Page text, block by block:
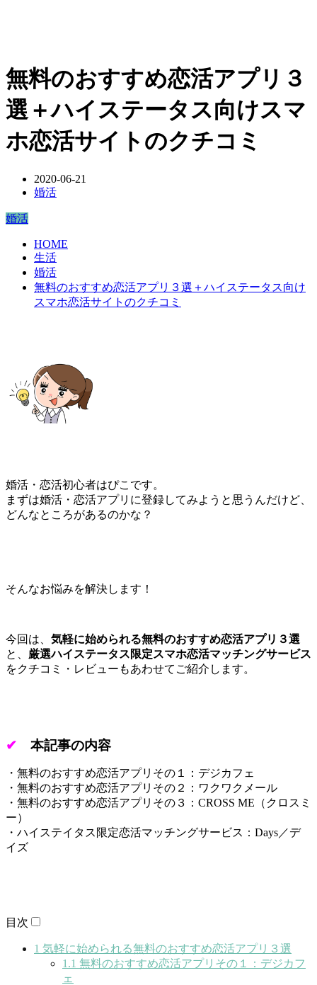
無料のおすすめ恋活アプリ３
選＋ハイステータス向けスマ
ホ恋活サイトのクチコミ
2020-06-21
婚活
婚活
HOME
生活
婚活
無料のおすすめ恋活アプリ３選＋ハイステータス向け
スマホ恋活サイトのクチコミ
婚活・恋活初心者はぴこです。
まずは婚活・恋活アプリに登録してみようと思うんだけど、
どんなところがあるのかな？
そんなお悩みを解決します！
今回は、 気軽に始められる無料のおすすめ恋活アプリ３選
と、 厳選ハイステータス限定スマホ恋活マッチングサービス
をクチコミ・レビューもあわせてご紹介します。
✔ 本記事の内容
・無料のおすすめ恋活アプリその１：デジカフェ
・無料のおすすめ恋活アプリその２：ワクワクメール
・無料のおすすめ恋活アプリその３：CROSS ME（クロスミ
ー）
・ハイステイタス限定恋活マッチングサービス：Days／デ
イズ
目次
1 気軽に始められる無料のおすすめ恋活アプリ３選
1.1 無料のおすすめ恋活アプリその１：デジカフ
ェ